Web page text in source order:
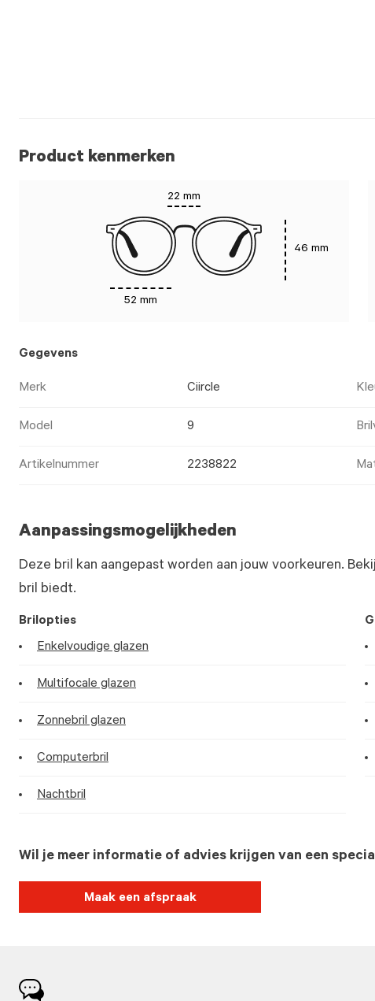
Product kenmerken
22 mm
52 mm
46 mm
Gegevens
Merk Ciircle
Model 9
Artikelnummer 2238822
Aanpassingsmogelijkheden
Deze bril kan aangepast worden aan jouw voorkeuren.
bril biedt.
Brilopties
Enkelvoudige glazen
Multifocale glazen
Zonnebril glazen
Computerbril
Nachtbril
Wil je meer informatie of advies krijgen van een
Maak een afspraak